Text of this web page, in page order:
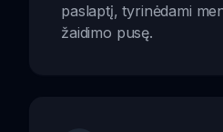
paslaptį, tyrinėdami
žaidimo pusę.